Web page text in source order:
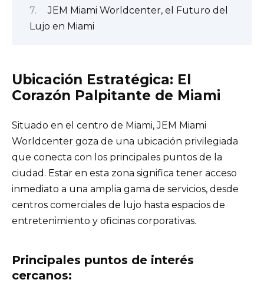
JEM Miami Worldcenter, el Futuro del
Lujo en Miami
Ubicación Estratégica: El
Corazón Palpitante de Miami
Situado en el centro de Miami, JEM Miami
Worldcenter goza de una ubicación privilegiada
que conecta con los principales puntos de la
ciudad. Estar en esta zona significa tener acceso
inmediato a una amplia gama de servicios, desde
centros comerciales de lujo hasta espacios de
entretenimiento y oficinas corporativas.
Principales puntos de interés
cercanos: